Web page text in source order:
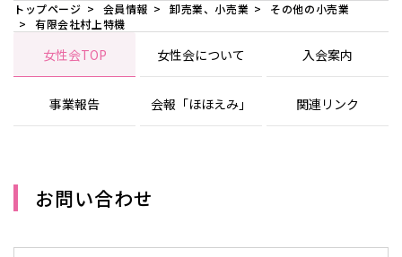
トップページ 会員情報 卸売業、小売業
その他の小売業
有限会社村上特機
女性会TOP 女性会について 入会案内
事業報告 会報「ほほえみ」 関連リンク
お問い合わせ